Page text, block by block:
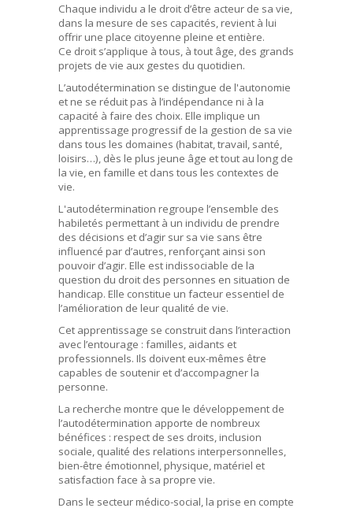
Chaque individu a le droit d’être acteur de sa vie,
dans la mesure de ses capacités, revient à lui
offrir une place citoyenne pleine et entière.
Ce droit s’applique à tous, à tout âge, des grands
projets de vie aux gestes du quotidien.
L’autodétermination se distingue de l'autonomie
et ne se réduit pas à l’indépendance ni à la
capacité à faire des choix. Elle implique un
apprentissage progressif de la gestion de sa vie
dans tous les domaines (habitat, travail, santé,
loisirs…), dès le plus jeune âge et tout au long de
la vie, en famille et dans tous les contextes de
vie.
L'autodétermination regroupe l’ensemble des
habiletés permettant à un individu de prendre
des décisions et d’agir sur sa vie sans être
influencé par d’autres, renforçant ainsi son
pouvoir d’agir. Elle est indissociable de la
question du droit des personnes en situation de
handicap. Elle constitue un facteur essentiel de
l’amélioration de leur qualité de vie.
Cet apprentissage se construit dans l’interaction
avec l’entourage : familles, aidants et
professionnels. Ils doivent eux-mêmes être
capables de soutenir et d’accompagner la
personne.
La recherche montre que le développement de
l’autodétermination apporte de nombreux
bénéfices : respect de ses droits, inclusion
sociale, qualité des relations interpersonnelles,
bien-être émotionnel, physique, matériel et
satisfaction face à sa propre vie.
Dans le secteur médico-social, la prise en compte